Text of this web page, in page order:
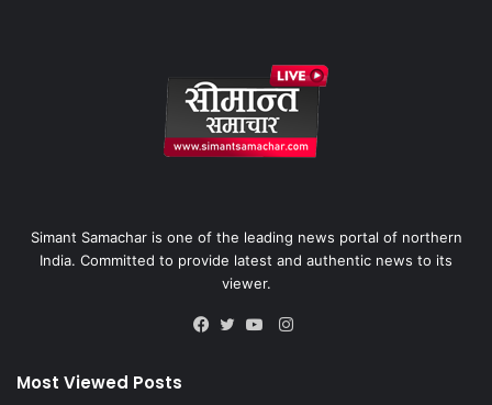
Simant Samachar is one of the leading news portal of northern
India. Committed to provide latest and authentic news to its
viewer.
Instagram
Most Viewed Posts